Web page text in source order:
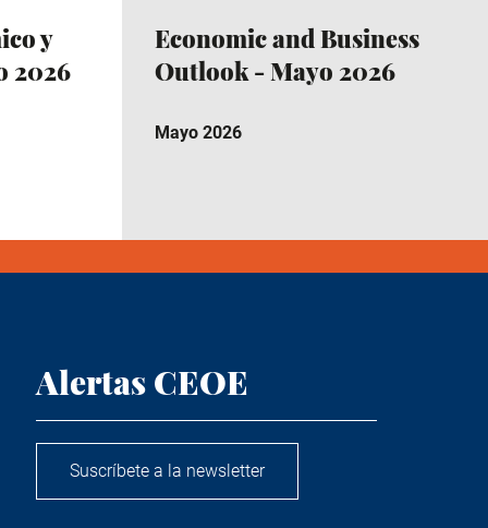
y
2026
Economic and Business
Outlook - Mayo 2026
Mayo 2026
Alertas CEOE
Suscríbete a la newsletter